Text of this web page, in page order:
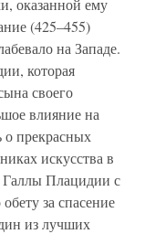
оказанной ему
(425–455)
на Западе.
которая
своего
влияние на
о прекрасных
искусства в
Галлы Плацидии с
за спасение
из лучших